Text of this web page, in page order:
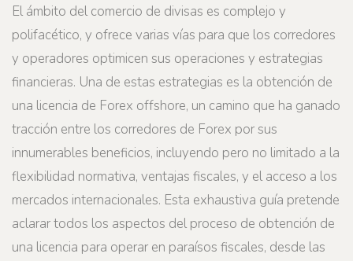
El ámbito del comercio de divisas es complejo y
polifacético, y ofrece varias vías para que los corredores
y operadores optimicen sus operaciones y estrategias
financieras. Una de estas estrategias es la obtención de
una licencia de Forex offshore, un camino que ha ganado
tracción entre los corredores de Forex por sus
innumerables beneficios, incluyendo pero no limitado a la
flexibilidad normativa, ventajas fiscales, y el acceso a los
mercados internacionales. Esta exhaustiva guía pretende
aclarar todos los aspectos del proceso de obtención de
una licencia para operar en paraísos fiscales, desde las